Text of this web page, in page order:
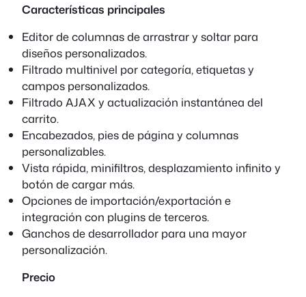
Características principales
Editor de columnas de arrastrar y soltar para
diseños personalizados.
Filtrado multinivel por categoría, etiquetas y
campos personalizados.
Filtrado AJAX y actualización instantánea del
carrito.
Encabezados, pies de página y columnas
personalizables.
Vista rápida, minifiltros, desplazamiento infinito y
botón de cargar más.
Opciones de importación/exportación e
integración con plugins de terceros.
Ganchos de desarrollador para una mayor
personalización.
Precio